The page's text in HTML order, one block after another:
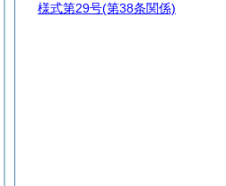
様式第29号(第38条関係)